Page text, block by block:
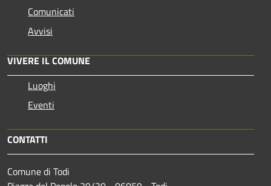
Comunicati
Avvisi
VIVERE IL COMUNE
Luoghi
Eventi
CONTATTI
Comune di Todi